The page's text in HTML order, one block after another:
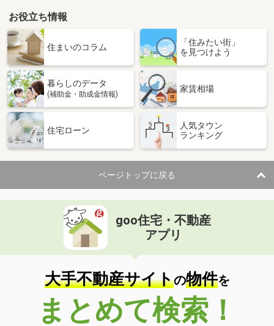
お役立ち情報
住まいのコラム
「住みたい街」
を見つけよう
暮らしのデータ
(補助金・助成金情報)
家賃相場
住宅ローン
人気タウン
ランキング
ページトップに戻る
goo住宅・不動産
アプリ
大手不動産サイトの物件を
まとめて検索！